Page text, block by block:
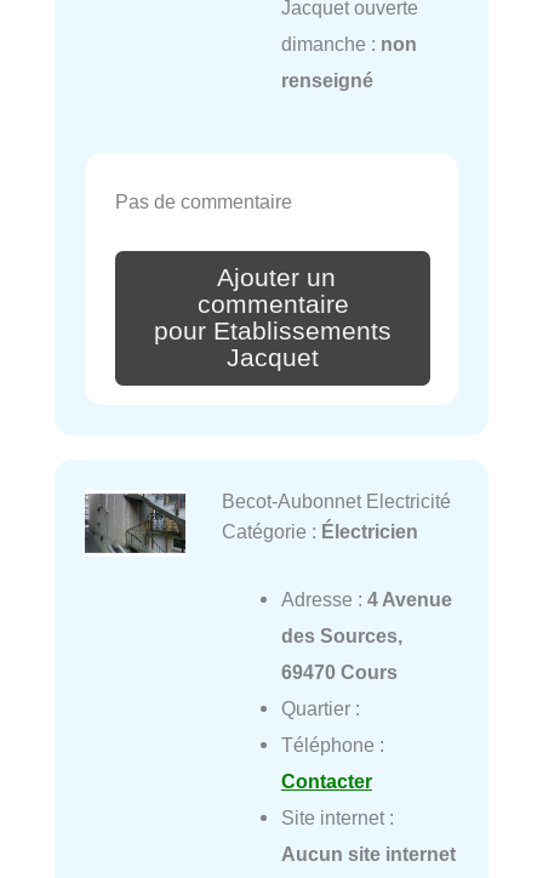
Jacquet ouverte
dimanche : non
renseigné
Pas de commentaire
Ajouter un
commentaire
pour Etablissements
Jacquet
Becot-Aubonnet Electricité
Catégorie : Électricien
Adresse : 4 Avenue
des Sources,
69470 Cours
Quartier :
Téléphone :
Contacter
Site internet :
Aucun site internet